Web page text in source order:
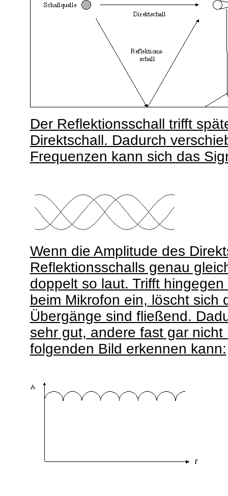
Der Reflektionsschall trifft
Direktschall. Dadurch
Frequenzen kann sich das
Wenn die Amplitude des
Reflektionsschalls genau
doppelt so laut. Trifft
beim Mikrofon ein, löscht sich
Übergänge sind fließend.
sehr gut, andere fast gar
folgenden Bild erkennen kann: